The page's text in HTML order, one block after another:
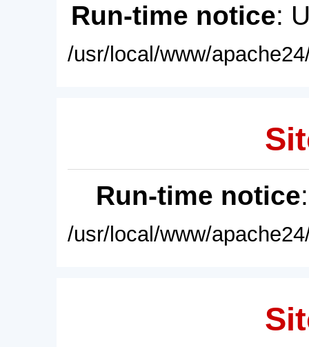
Run-time notice:
/usr/local/www/
Run-time notice
/usr/local/www/